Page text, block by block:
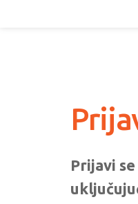
Prijavi